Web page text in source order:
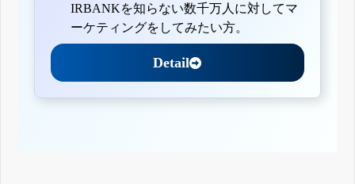
IRBANKを知らない数千万人に対してマ
ーケティングをしてみたい方。
Detail